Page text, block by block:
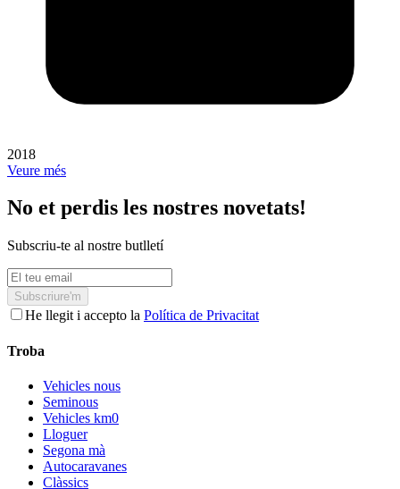
2018
Veure més
No et perdis les nostres novetats!
Subscriu-te al nostre butlletí
Subscriure'm
He llegit i accepto la Política de Privacitat
Troba
Vehicles nous
Seminous
Vehicles km0
Lloguer
Segona mà
Autocaravanes
Clàssics